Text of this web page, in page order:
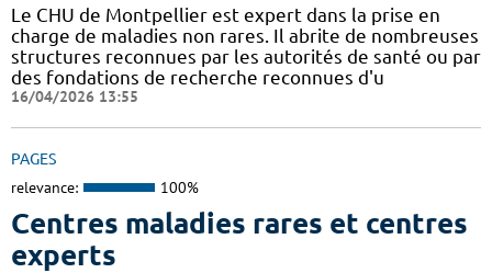
Le CHU de Montpellier est expert dans la prise en
charge de maladies non rares. Il abrite de nombreuses
structures reconnues par les autorités de santé ou par
des fondations de recherche reconnues d'u
16/04/2026 13:55
PAGES
relevance: 100%
Centres maladies rares et centres
experts